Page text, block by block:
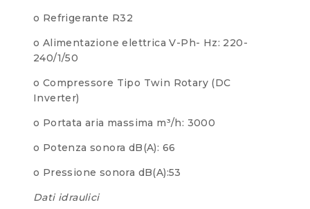
o Refrigerante R32
o Alimentazione elettrica V-Ph- Hz: 220-
240/1/50
o Compressore Tipo Twin Rotary (DC
Inverter)
o Portata aria massima m³/h: 3000
o Potenza sonora dB(A): 66
o Pressione sonora dB(A):53
Dati idraulici